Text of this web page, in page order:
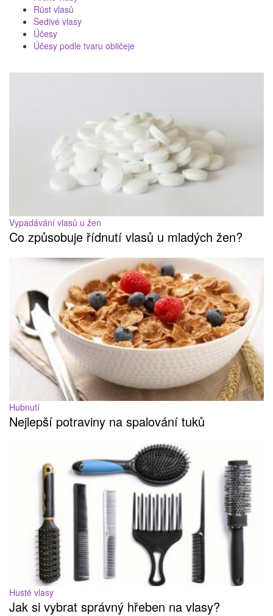
Růst vlasů
Šedivé vlasy
Účesy
Účesy podle tvaru obličeje
Vypadávání vlasů u žen
Co způsobuje řídnutí vlasů u mladých žen?
Hubnutí
Nejlepší potraviny na spalování tuků
Husté vlasy
Jak si vybrat správný hřeben na vlasy?